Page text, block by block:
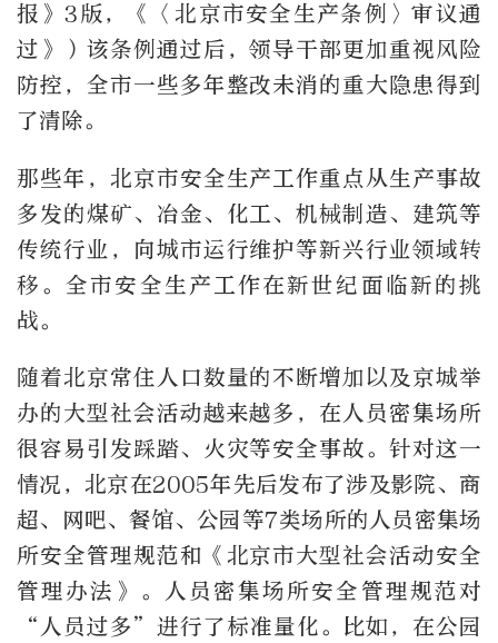
报》3版，《〈北京市安全生产条例〉审议通
过》）该条例通过后，领导干部更加重视风险
防控，全市一些多年整改未消的重大隐患得到
了清除。
那些年，北京市安全生产工作重点从生产事故
多发的煤矿、冶金、化工、机械制造、建筑等
传统行业，向城市运行维护等新兴行业领域转
移。全市安全生产工作在新世纪面临新的挑
战。
随着北京常住人口数量的不断增加以及京城举
办的大型社会活动越来越多，在人员密集场所
很容易引发踩踏、火灾等安全事故。针对这一
情况，北京在2005年先后发布了涉及影院、商
超、网吧、餐馆、公园等7类场所的人员密集场
所安全管理规范和《北京市大型社会活动安全
管理办法》。人员密集场所安全管理规范对
“人员过多”进行了标准量化。比如，在公园